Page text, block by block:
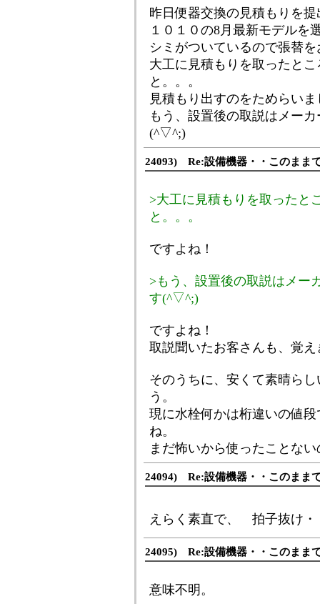
昨日便器交換の見積もりを
１０１０の8月最新モデルを
シミがついているので張替
大工に見積もりを取ったと
と。。。
見積もり出すのをためらい
もう、設置後の取説はメー
(^▽^;)
24093) Re:設備機器・・このまま
>大工に見積もりを取ったと
と。。。
ですよね！
>もう、設置後の取説はメー
す(^▽^;)
ですよね！
取説聞いたお客さんも、覚
そのうちに、安くて素晴らし
う。
現に水栓何かは桁違いの値
ね。
まだ怖いから使ったことな
24094) Re:設備機器・・このまま
えらく素直で、 拍子抜け・
24095) Re:設備機器・・このまま
意味不明。